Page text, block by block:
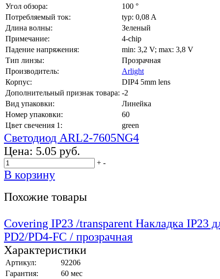
Угол обзора:
100 °
Потребляемый ток:
typ: 0,08 A
Длина волны:
Зеленый
Примечание:
4-chip
Падение напряжения:
min: 3,2 V; max: 3,8 V
Тип линзы:
Прозрачная
Производитель:
Arlight
Корпус:
DIP4 5mm lens
Дополнительный признак товара: -2
Вид упаковки:
Линейка
Номер упаковки:
60
Цвет свечения 1:
green
Светодиод ARL2-7605NG4
Цена: 5.05 руб.
+ -
В корзину
Похожие товары
Covering IP23 /transparent Накладка IP23
PD2/PD4-FC / прозрачная
Характеристики
Артикул:
92206
Гарантия:
60 мес